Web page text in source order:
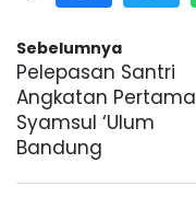
Sebelumnya
Pelepasan Santri
Angkatan Pertama
Syamsul ‘Ulum
Bandung